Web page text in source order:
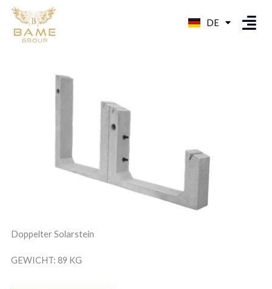
Zum
Inhalt
springen
DE
EN
Menü
Doppelter Solarstein
GEWICHT: 89 KG